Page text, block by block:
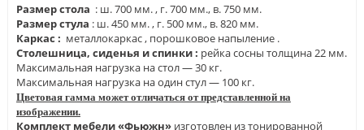
Размер стола : ш. 700 мм. , г. 700 мм., в. 750 мм.
Размер стула : ш. 450 мм. , г. 500 мм., в. 820 мм.
Каркас : металлокаркас , порошковое напыление .
Столешница, сиденья и спинки : рейка сосны толщина 22 мм.
Максимальная нагрузка на стол — 30 кг.
Максимальная нагрузка на один стул — 100 кг.
Цветовая гамма может отличаться от представленной на
изображении.
Комплект мебели «Фьюжн»изготовлен из тонированной